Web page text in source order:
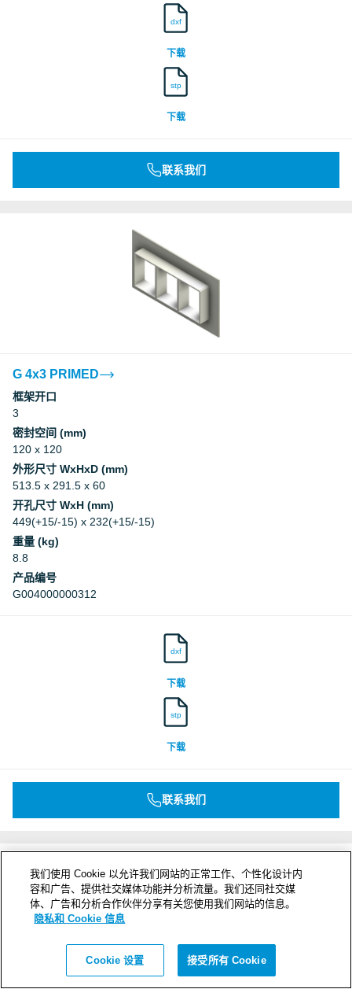
dxf
下载
stp
下载
联系我们
G 4x3 PRIMED
框架开口
3
密封空间 (mm)
120 x 120
外形尺寸 WxHxD (mm)
513.5 x 291.5 x 60
开孔尺寸 WxH (mm)
449(+15/-15) x 232(+15/-15)
重量 (kg)
8.8
产品编号
G004000000312
dxf
下载
stp
下载
联系我们
我们使用 Cookie 以允许我们网站的正常工作、个性化设计内
容和广告、提供社交媒体功能并分析流量。我们还同社交媒
体、广告和分析合作伙伴分享有关您使用我们网站的信息。
隐私和 Cookie 信息
Cookie 设置 接受所有 Cookie